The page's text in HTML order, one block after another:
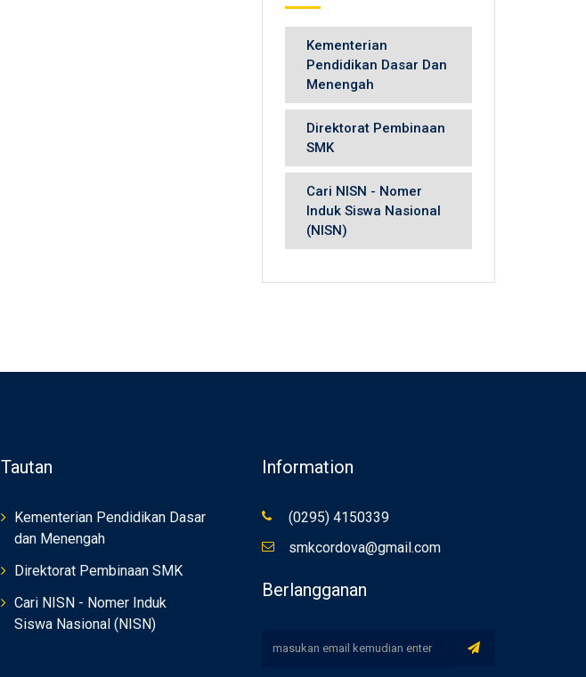
Kementerian
Pendidikan Dasar Dan
Menengah
Direktorat Pembinaan
SMK
Cari NISN - Nomer
Induk Siswa Nasional
(NISN)
Tautan
Kementerian Pendidikan Dasar
dan Menengah
Direktorat Pembinaan SMK
Cari NISN - Nomer Induk
Siswa Nasional (NISN)
Information
(0295) 4150339
smkcordova@gmail.com
Berlangganan